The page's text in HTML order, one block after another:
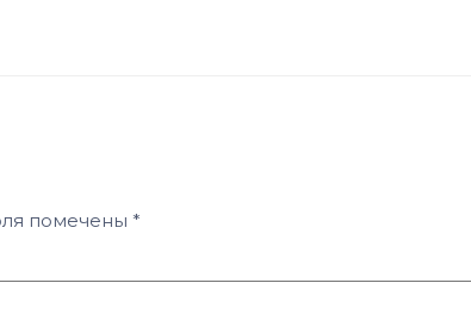
помечены *